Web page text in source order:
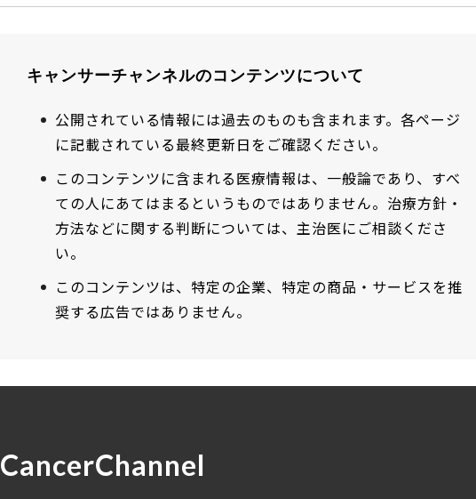
キャンサーチャンネルのコンテンツについて
公開されている情報には過去のものも含まれます。各ページ
に記載されている最終更新日をご確認ください。
このコンテンツに含まれる医療情報は、一般論であり、すべ
ての人にあてはまるというものではありません。治療方針・
方法などに関する判断については、主治医にご相談くださ
い。
このコンテンツは、特定の企業、特定の商品・サービスを推
奨する広告ではありません。
CancerChannel